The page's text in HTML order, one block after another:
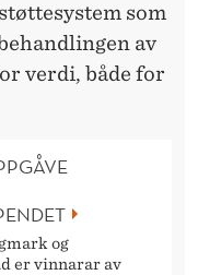
som
av
verdi, både for
og
er vinnarar av